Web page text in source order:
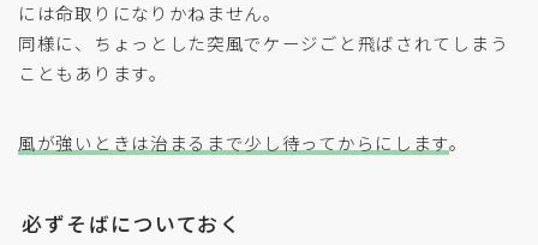
には命取りになりかねません。
同様に、ちょっとした突風でケージごと飛ばされてしまう
こともあります。
風が強いときは治まるまで少し待ってからにします。
必ずそばについておく